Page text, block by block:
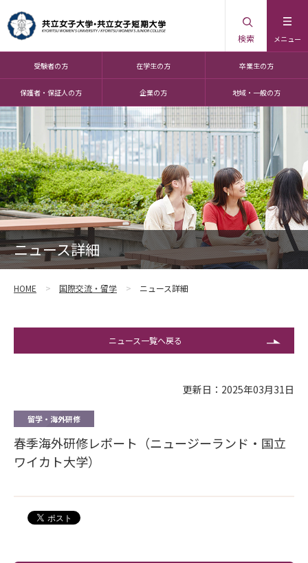
メニュー
検索
受験者の方 在学生の方 卒業生の方
保護者・保証人の方 企業の方 地域・一般の方
ニュース詳細
HOME 国際交流・留学 ニュース詳細
ニュース一覧へ戻る
更新日：2025年03月31日
留学・海外研修
春季海外研修レポート（ニュージーランド・国立
ワイカト大学）